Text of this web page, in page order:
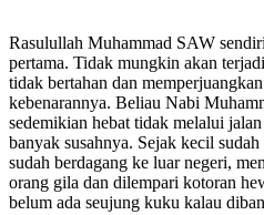
Rasulullah Muhammad SAW
pertama. Tidak mungkin akan
tidak bertahan dan
kebenarannya. Beliau Nabi
sedemikian hebat tidak melalui
banyak susahnya. Sejak kecil
sudah berdagang ke luar negeri,
orang gila dan dilempari kotoran
belum ada seujung kuku kalau